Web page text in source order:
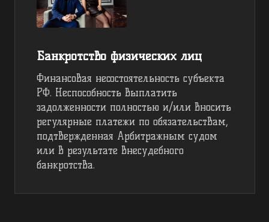
Банкротство физических лиц
Финансовая несостоятельность субъекта
РФ. Неспособность выплатить
задолженности полностью и/или вносить
регулярные платежи по обязательствам,
подтвержденная Арбитражным судом
или в результате внесудебного
банкротства.